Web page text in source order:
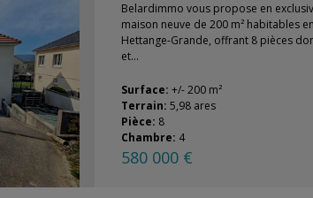
Belardimmo vous propose en
maison neuve de 200 m² habitables
Hettange-Grande, offrant 8 pièces
et...
Surface: +/- 200 m²
Terrain: 5,98 ares
Pièce: 8
Chambre: 4
580 000 €